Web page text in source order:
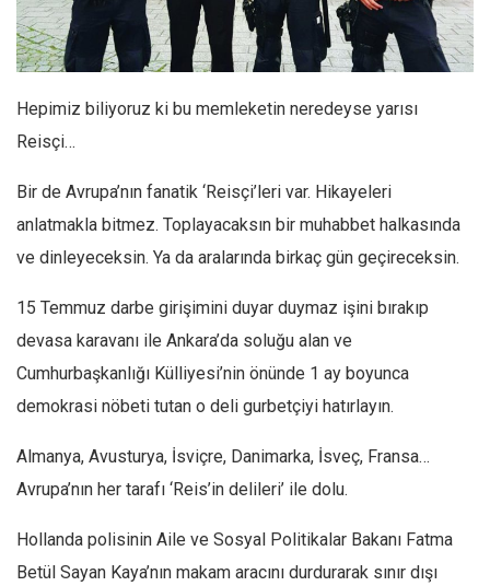
Facebook
Instagram
Editörden
Kemal Özer
Mahmut Toptaş
Yvonne Ridley
Barış Tarımcıoğlu
Ömer Kayani
Yusuf Armağan
Hasanali Yıldırım
Leyla Şerif Emin
Selçuk Türkyılmaz
Abir E. Nahas
Hepimiz biliyoruz ki bu memleketin neredeyse yarısı
Reisçi…
Bir de Avrupa’nın fanatik ‘Reisçi’leri var. Hikayeleri
anlatmakla bitmez. Toplayacaksın bir muhabbet halkasında
ve dinleyeceksin. Ya da aralarında birkaç gün geçireceksin.
15 Temmuz darbe girişimini duyar duymaz işini bırakıp
devasa karavanı ile Ankara’da soluğu alan ve
Cumhurbaşkanlığı Külliyesi’nin önünde 1 ay boyunca
demokrasi nöbeti tutan o deli gurbetçiyi hatırlayın.
Almanya, Avusturya, İsviçre, Danimarka, İsveç, Fransa…
Avrupa’nın her tarafı ‘Reis’in delileri’ ile dolu.
Hollanda polisinin Aile ve Sosyal Politikalar Bakanı Fatma
Betül Sayan Kaya’nın makam aracını durdurarak sınır dışı